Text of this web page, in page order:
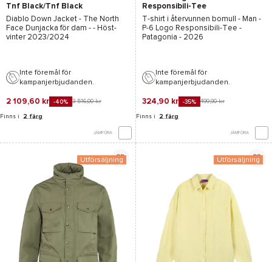
Tnf Black/Tnf Black
Diablo Down Jacket - The North
Face Dunjacka för dam - - Höst-
vinter 2023/2024
Inte föremål för
kampanjerbjudanden.
2 109,60 kr -40% 3 516,00 kr
Finns i 2 färg
JÄMFÖRA
Responsibili-Tee
White
T-shirt i återvunnen bomull - Man -
P-6 Logo Responsibili-Tee -
Patagonia - 2026
Inte föremål för
kampanjerbjudanden.
324,90 kr -35% 499,90 kr
Finns i 2 färg
JÄMFÖRA
Utförsäljning Utförsäljning